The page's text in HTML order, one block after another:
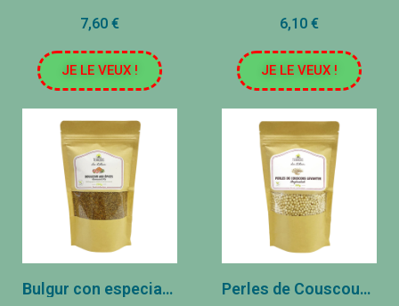
7,60 €
JE LE VEUX !
6,10 €
JE LE VEUX !
Bulgur con especias (250g) Perles de Couscous Levantin